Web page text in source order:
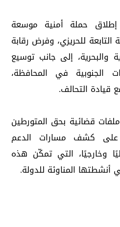
إطلاق حملة أمنية موسعة
للحريزي، وفرض رقابة
والبحرية، إلى جانب توسيع
الجنوبية في المحافظة،
التحالف.
قضائية بحق المتورطين
كشف مسارات الدعم
وخارجيًا، التي تمكّن هذه
أنشطتها المناوئة للدولة.